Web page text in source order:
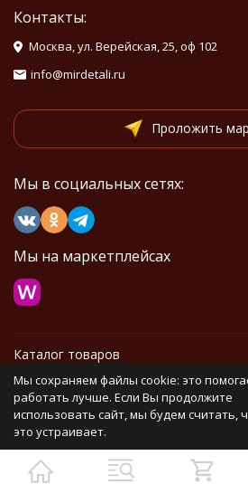
Контакты:
Москва, ул. Верейская, 25, оф 102
info@mirdetali.ru
Проложить
Мы в социальных сетях:
Мы на маркетплейсах
Каталог товаров
Информация
Политика персональных данных
Мы сохраняем файлы cookie: это
работать лучше. Если Вы продолжите
использовать сайт, мы будем считать,
это устраивает.